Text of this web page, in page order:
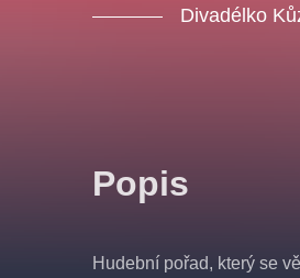
Divadélko
Popis
Hudební pořad, který se